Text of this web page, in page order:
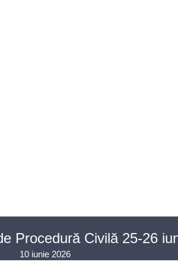
Procedură Civilă 25-26
10 iunie 2026